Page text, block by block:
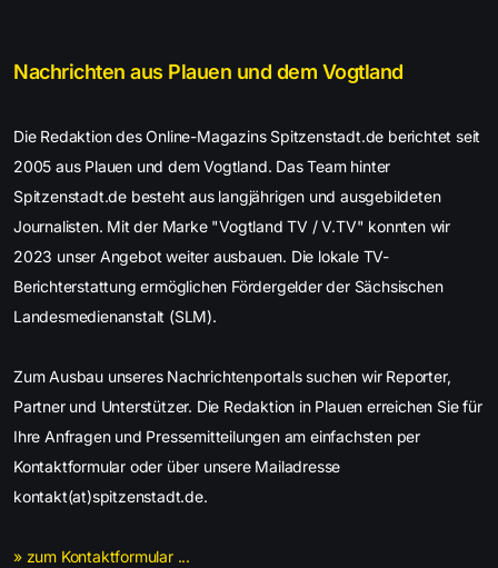
Nachrichten aus Plauen und dem Vogtland
Die Redaktion des Online-Magazins Spitzenstadt.de berichtet seit
2005 aus Plauen und dem Vogtland. Das Team hinter
Spitzenstadt.de besteht aus langjährigen und ausgebildeten
Journalisten. Mit der Marke "Vogtland TV / V.TV" konnten wir
2023 unser Angebot weiter ausbauen. Die lokale TV-
Berichterstattung ermöglichen Fördergelder der Sächsischen
Landesmedienanstalt (SLM).
Zum Ausbau unseres Nachrichtenportals suchen wir Reporter,
Partner und Unterstützer. Die Redaktion in Plauen erreichen Sie für
Ihre Anfragen und Pressemitteilungen am einfachsten per
Kontaktformular oder über unsere Mailadresse
kontakt(at)spitzenstadt.de.
» zum Kontaktformular ...